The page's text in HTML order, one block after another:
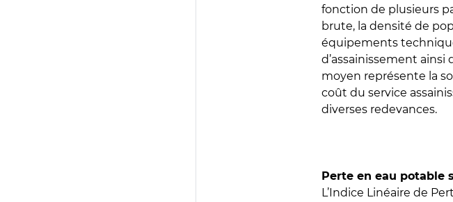
fonction de plusieurs
brute, la densité de
équipements
d’assainissement
moyen représente la
coût du service
diverses redevances.
Perte en eau potable
L’Indice Linéaire de